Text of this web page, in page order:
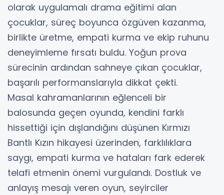
olarak uygulamalı drama eğitimi alan
çocuklar, süreç boyunca özgüven kazanma,
birlikte üretme, empati kurma ve ekip ruhunu
deneyimleme fırsatı buldu. Yoğun prova
sürecinin ardından sahneye çıkan çocuklar,
başarılı performanslarıyla dikkat çekti.
Masal kahramanlarının eğlenceli bir
balosunda geçen oyunda, kendini farklı
hissettiği için dışlandığını düşünen Kırmızı
Bantlı Kızın hikayesi üzerinden, farklılıklara
saygı, empati kurma ve hataları fark ederek
telafi etmenin önemi vurgulandı. Dostluk ve
anlayış mesajı veren oyun, seyirciler